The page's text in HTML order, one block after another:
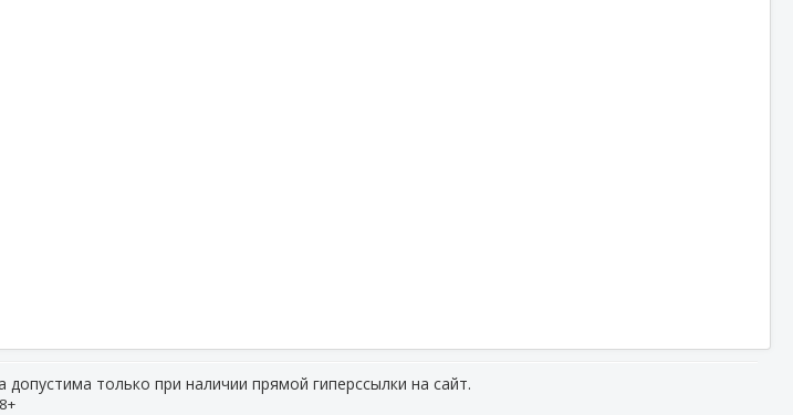
только при наличии прямой гиперссылки на сайт.